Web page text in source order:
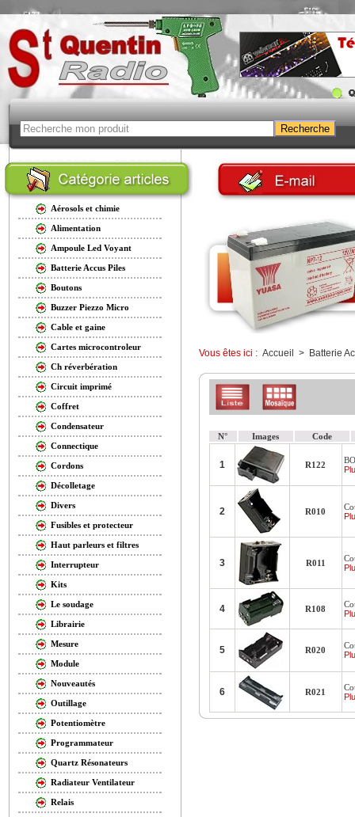
Aérosols et chimie
Alimentation
Ampoule Led Voyant
Batterie Accus Piles
Boutons
Buzzer Piezzo Micro
Cable et gaine
Cartes microcontroleur
Ch réverbération
Circuit imprimé
Coffret
Condensateur
Connectique
Cordons
Décolletage
Divers
Fusibles et protecteur
Haut parleurs et filtres
Interrupteur
Kits
Le soudage
Librairie
Mesure
Module
Nouveautés
Outillage
Potentiomètre
Programmateur
Quartz Résonateurs
Radiateur Ventilateur
Relais
Vous êtes ici : Accueil > Batterie
N° Images Code
1 R122
2 R010
3 R011
4 R108
5 R020
6 R021